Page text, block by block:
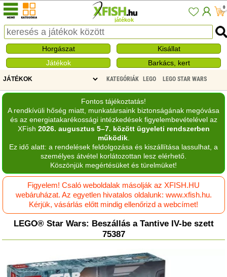
játékok
0
Horgászat
Kisállat
Játékok
Barkács, kert
KATEGÓRIÁK LEGO LEGO STAR WARS
Fontos tájékoztatás!
A rendkívüli hőség miatt, munkatársaink biztonságának megóvása
és az energiatakarékossági intézkedések figyelembevételével az
XFish 2026. augusztus 5–7. között ügyeleti rendszerben
működik.
Ez idő alatt: a rendelések feldolgozása és kiszállítása lassulhat, a
személyes átvétel korlátozottan lesz elérhető.
Köszönjük megértésüket és türelmüket!
Figyelem! Csaló weboldalak másolják az XFISH.HU
webáruházat. Az egyetlen hivatalos oldalunk: www.xfish.hu.
Kérjük, vásárlás előtt mindig ellenőrizd a webcímet!
LEGO® Star Wars: Beszállás a Tantive IV-be szett
75387